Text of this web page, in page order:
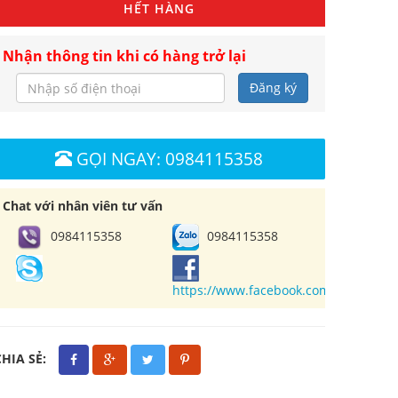
HẾT HÀNG
Nhận thông tin khi có hàng trở lại
Đăng ký
GỌI NGAY: 0984115358
Chat với nhân viên tư vấn
0984115358
0984115358
https://www.facebook.com/
SẺ: